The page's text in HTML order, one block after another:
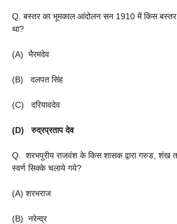
Q. बस्तर का भूमकाल आंदोलन सन 1910 में किस
था?
(A) भैरमदेव
(B) दलपत सिंह
(C) दरियावदेव
(D) रुद्रप्रताप देव
Q. शरभपुरीय राजवंश के किस शासक द्वारा गरुड, शंख
स्वर्ण सिक्के चलाये गये?
(A) शरभराज
(B) नरेन्द्र